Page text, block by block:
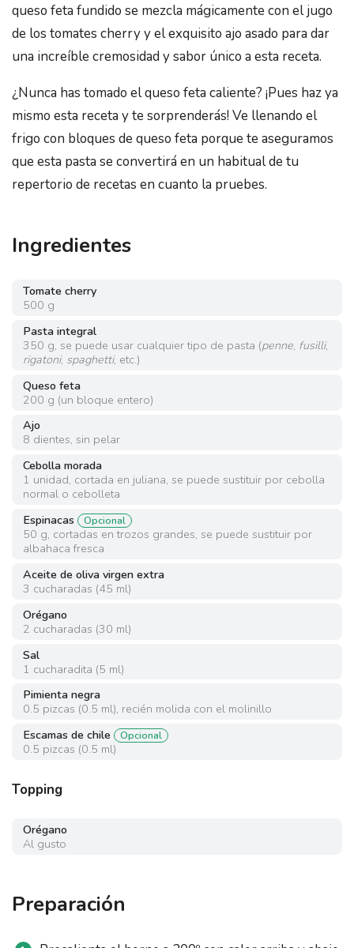
queso feta fundido se mezcla mágicamente con el jugo
de los tomates cherry y el exquisito ajo asado para dar
una increíble cremosidad y sabor único a esta receta.
¿Nunca has tomado el queso feta caliente? ¡Pues haz ya
mismo esta receta y te sorprenderás! Ve llenando el
frigo con bloques de queso feta porque te aseguramos
que esta pasta se convertirá en un habitual de tu
repertorio de recetas en cuanto la pruebes.
Ingredientes
Tomate cherry
500 g
Pasta integral
350 g, se puede usar cualquier tipo de pasta (penne, fusilli,
rigatoni, spaghetti, etc.)
Queso feta
200 g (un bloque entero)
Ajo
8 dientes, sin pelar
Cebolla morada
1 unidad, cortada en juliana, se puede sustituir por cebolla
normal o cebolleta
Espinacas
Opcional
50 g, cortadas en trozos grandes, se puede sustituir por
albahaca fresca
Aceite de oliva virgen extra
3 cucharadas (45 ml)
Orégano
2 cucharadas (30 ml)
Sal
1 cucharadita (5 ml)
Pimienta negra
0.5 pizcas (0.5 ml), recién molida con el molinillo
Escamas de chile
Opcional
0.5 pizcas (0.5 ml)
Topping
Orégano
Al gusto
Preparación